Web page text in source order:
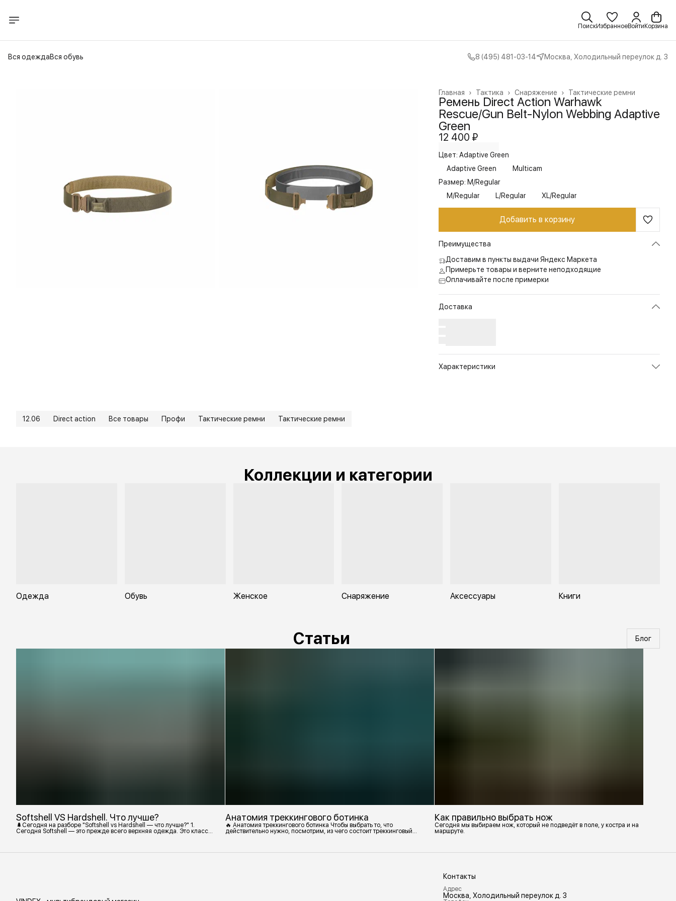
ПоискИзбранноеВойти Корзина
Вся одеждаВся обувь 8 (495) 481-03-14 Москва, Холодильный переулок д. 3
Тактические ремни
Снаряжение ›
Тактика ›
Главная ›
Ремень Direct Action Warhawk
Rescue/Gun Belt-Nylon Webbing Adaptive
Green
12 400 ₽
Цвет: Adaptive Green
Adaptive Green
Multicam
Размер: M/Regular
M/Regular
L/Regular XL/Regular
Добавить в корзину
Преимущества
Доставим в пункты выдачи Яндекс Маркета
Примерьте товары и верните неподходящие
Оплачивайте после примерки
Доставка
Характеристики
12.06 Direct action Все товары Профи Тактические ремни Тактические ремни
Коллекции и категории
Одежда Обувь Женское Снаряжение Аксессуары Книги
Статьи Блог
Softshell VS Hardshell. Что лучше?
🌲Сегодня на разборе "Softshell vs Hardshell — что лучше?" 1.
Сегодня Softshell — это прежде всего верхняя одежда. Это класс
Анатомия треккингового ботинка
🔥 Анатомия треккингового ботинка Чтобы выбрать то, что
действительно нужно, посмотрим, из чего состоит треккинговый
Как правильно выбрать нож
Сегодня мы выбираем нож, который не подведёт в поле, у костра и на
маршруте.
Контакты
Адрес
Москва, Холодильный переулок д. 3